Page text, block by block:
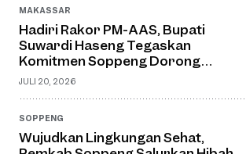
MAKASSAR
Hadiri Rakor PM-AAS, Bupati
Suwardi Haseng Tegaskan
Komitmen Soppeng Dorong
Pertanian Modern dan Swasembada
JULI 20, 2026
SOPPENG
Wujudkan Lingkungan Sehat,